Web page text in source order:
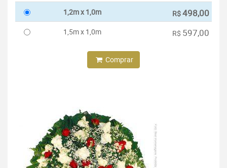
1,2m x 1,0m R$498,00
1,5m x 1,0m R$ 597,00
Comprar